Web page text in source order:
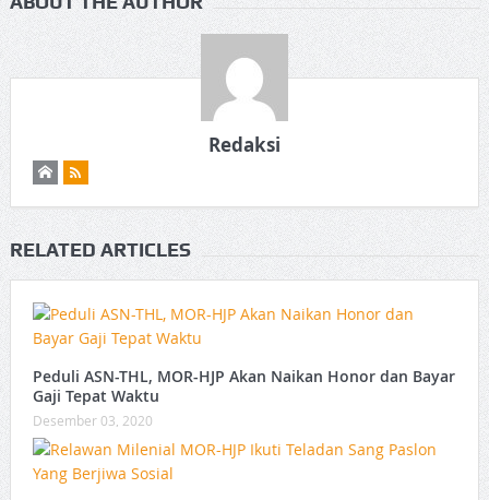
Redaksi
RELATED ARTICLES
Peduli ASN-THL, MOR-HJP Akan Naikan Honor dan Bayar
Gaji Tepat Waktu
Desember 03, 2020